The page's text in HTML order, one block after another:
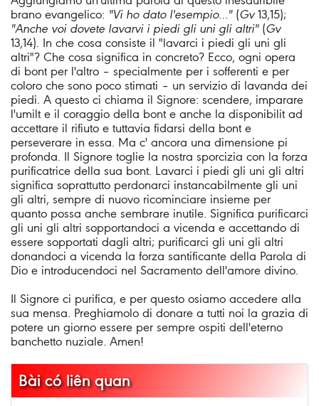
brano evangelico: "Vi ho dato l'esempio…" (Gv13,15);
"Anche voi dovete lavarvi i piedi gli uni gli altri" (Gv
13,14). In che cosa consiste il "lavarci i piedi gli uni gli
altri"? Che cosa significa in concreto? Ecco, ogni opera
di bont per l'altro – specialmente per i sofferenti e per
coloro che sono poco stimati – un servizio di lavanda dei
piedi. A questo ci chiama il Signore: scendere, imparare
l'umilt e il coraggio della bont e anche la disponibilit ad
accettare il rifiuto e tuttavia fidarsi della bont e
perseverare in essa. Ma c' ancora una dimensione pi
profonda. Il Signore toglie la nostra sporcizia con la forza
purificatrice della sua bont. Lavarci i piedi gli uni gli altri
significa soprattutto perdonarci instancabilmente gli uni
gli altri, sempre di nuovo ricominciare insieme per
quanto possa anche sembrare inutile. Significa purificarci
gli uni gli altri sopportandoci a vicenda e accettando di
essere sopportati dagli altri; purificarci gli uni gli altri
donandoci a vicenda la forza santificante della Parola di
Dio e introducendoci nel Sacramento dell'amore divino.
Il Signore ci purifica, e per questo osiamo accedere alla
sua mensa. Preghiamolo di donare a tutti noi la grazia di
potere un giorno essere per sempre ospiti dell'eterno
banchetto nuziale. Amen!
Bài có liên quan